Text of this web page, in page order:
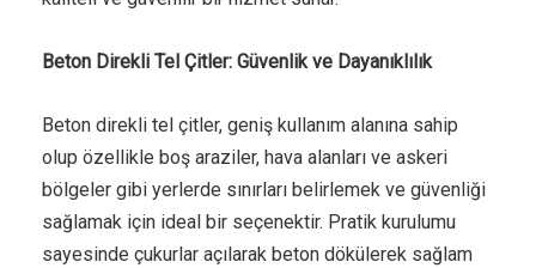
Beton Direkli Tel Çitler: Güvenlik ve Dayanıklılık
Beton direkli tel çitler, geniş kullanım alanına sahip
olup özellikle boş araziler, hava alanları ve askeri
bölgeler gibi yerlerde sınırları belirlemek ve güvenliği
sağlamak için ideal bir seçenektir. Pratik kurulumu
sayesinde çukurlar açılarak beton dökülerek sağlam